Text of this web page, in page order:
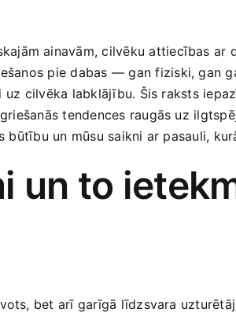
ainavām, cilvēku attiecības ar
⁣pie ​dabas — ​gan fiziski, gan‍
⁢cilvēka labklājību. Šis raksts
tendences raugās ‌uz
un mūsu saikni ar pasauli,
un to
bet arī garīgā līdzsvara